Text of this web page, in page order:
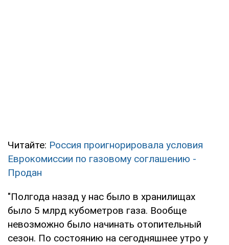
Читайте: Россия проигнорировала условия
Еврокомиссии по газовому соглашению -
Продан
"Полгода назад у нас было в хранилищах
было 5 млрд кубометров газа. Вообще
невозможно было начинать отопительный
сезон. По состоянию на сегодняшнее утро у